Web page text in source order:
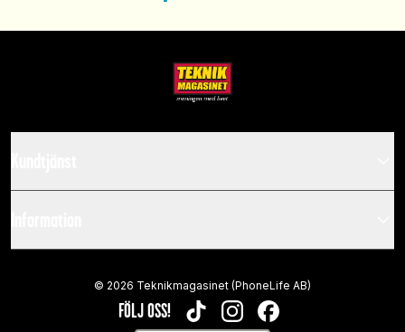
FÖLJ OSS! TIKTOKINSTAGRAMFACEBOOK
© 2026 Teknikmagasinet (PhoneLife AB)